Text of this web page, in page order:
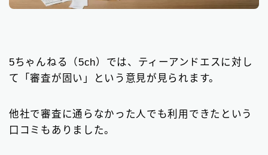
5ちゃんねる（5ch）では、ティーアンドエスに対し
て「審査が固い」という意見が見られます。
他社で審査に通らなかった人でも利用できたという
口コミもありました。